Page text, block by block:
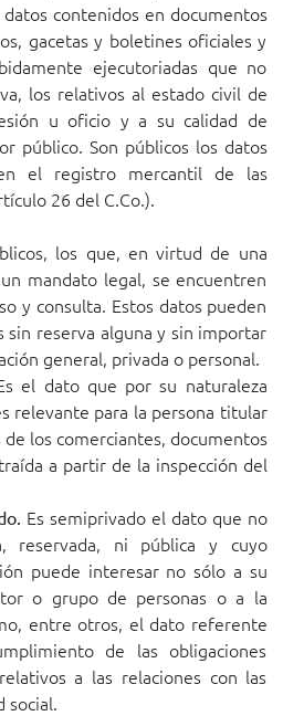
contenidos en documentos
gacetas y boletines oficiales y
ejecutoriadas que no
los relativos al estado civil de
u oficio y a su calidad de
público. Son públicos los datos
el registro mercantil de las
26 del C.Co.).
los que, en virtud de una
mandato legal, se encuentren
y consulta. Estos datos pueden
reserva alguna y sin importar
general, privada o personal.
el dato que por su naturaleza
relevante para la persona titular
los comerciantes, documentos
a partir de la inspección del
Es semiprivado el dato que no
reservada, ni pública y cuyo
puede interesar no sólo a su
o grupo de personas o a la
entre otros, el dato referente
de las obligaciones
a las relaciones con las
social.